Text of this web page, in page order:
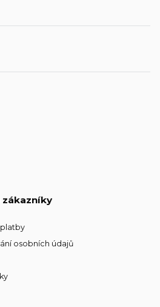
osobních údajů